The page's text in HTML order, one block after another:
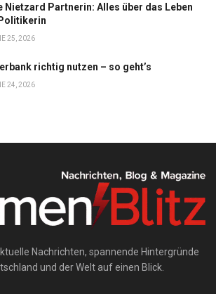
Nietzard Partnerin: Alles über das Leben
25, 2026
richtig nutzen – so geht’s
24, 2026
Nachrichten, spannende Hintergründe
und der Welt auf einen Blick.